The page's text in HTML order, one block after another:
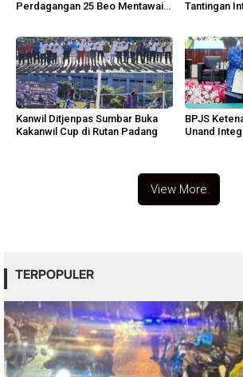
Perdagangan 25 Beo Mentawai
Tantingan
Kanwil Ditjenpas Sumbar Buka
Kakanwil Cup di Rutan Padang
BPJS
Unand
View More
TERPOPULER